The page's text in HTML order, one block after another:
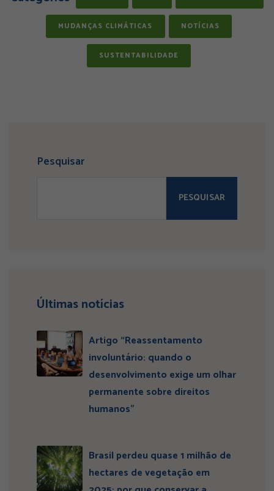
MUDANÇAS CLIMÁTICAS NOTÍCIAS
SUSTENTABILIDADE
Pesquisar
PESQUISAR
Últimas notícias
Artigo “Reassentamento
involuntário: quando o
desenvolvimento exige um olhar
permanente sobre direitos
humanos”
Brasil perdeu quase 1 milhão de
hectares de vegetação em